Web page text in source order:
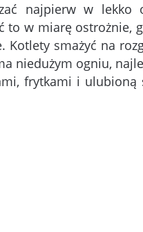
najpierw w lekko
to w miarę ostrożnie,
Kotlety smażyć na
niedużym ogniu,
frytkami i